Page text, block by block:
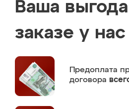
Ваша
заказе у нас
Предоплата
договора